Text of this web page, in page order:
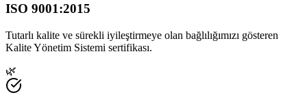
ISO 9001:2015
Tutarlı kalite ve sürekli iyileştirmeye olan bağlılığımızı gösteren
Kalite Yönetim Sistemi sertifikası.
🌿